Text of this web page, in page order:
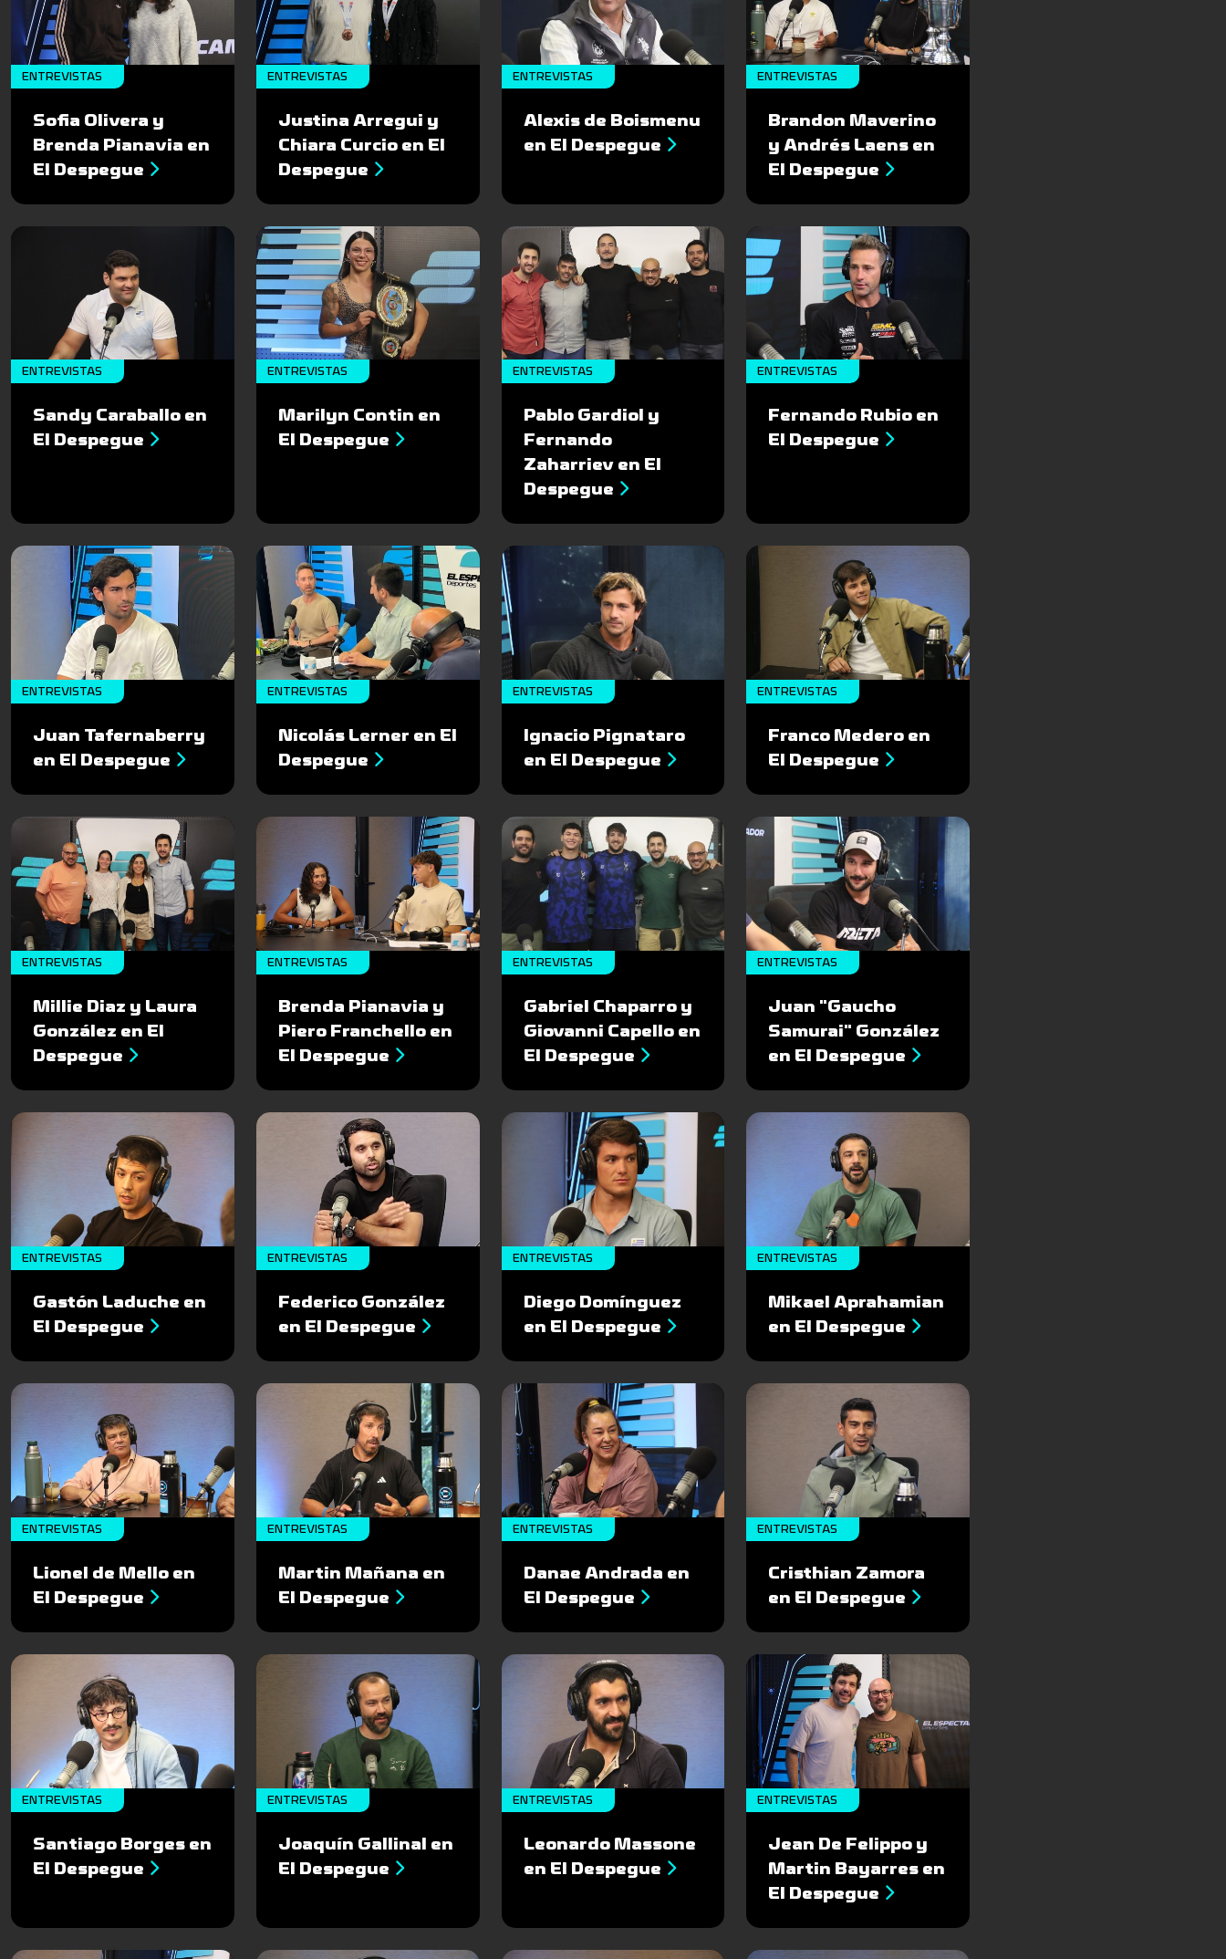
ENTREVISTAS
Sofia Olivera y
Brenda Pianavia en
El Despegue
ENTREVISTAS
Justina Arregui y
Chiara Curcio en El
Despegue
ENTREVISTAS
Alexis de Boismenu
en El Despegue
ENTREVISTAS
Brandon Maverino
y Andrés Laens en
El Despegue
ENTREVISTAS
Sandy Caraballo en
El Despegue
ENTREVISTAS
Marilyn Contin en
El Despegue
ENTREVISTAS
Pablo Gardiol y
Fernando
Zaharriev en El
Despegue
ENTREVISTAS
Fernando Rubio en
El Despegue
ENTREVISTAS
Juan Tafernaberry
en El Despegue
ENTREVISTAS
Nicolás Lerner en El
Despegue
ENTREVISTAS
Ignacio Pignataro
en El Despegue
ENTREVISTAS
Franco Medero en
El Despegue
ENTREVISTAS
Millie Diaz y Laura
González en El
Despegue
ENTREVISTAS
Brenda Pianavia y
Piero Franchello en
El Despegue
ENTREVISTAS
Gabriel Chaparro y
Giovanni Capello en
El Despegue
ENTREVISTAS
Juan "Gaucho
Samurai" González
en El Despegue
ENTREVISTAS
Gastón Laduche en
El Despegue
ENTREVISTAS
Federico González
en El Despegue
ENTREVISTAS
Diego Domínguez
en El Despegue
ENTREVISTAS
Mikael Aprahamian
en El Despegue
ENTREVISTAS
Lionel de Mello en
El Despegue
ENTREVISTAS
Martin Mañana en
El Despegue
ENTREVISTAS
Danae Andrada en
El Despegue
ENTREVISTAS
Cristhian Zamora
en El Despegue
ENTREVISTAS
Santiago Borges en
El Despegue
ENTREVISTAS
Joaquín Gallinal en
El Despegue
ENTREVISTAS
Leonardo Massone
en El Despegue
ENTREVISTAS
Jean De Felippo y
Martin Bayarres en
El Despegue